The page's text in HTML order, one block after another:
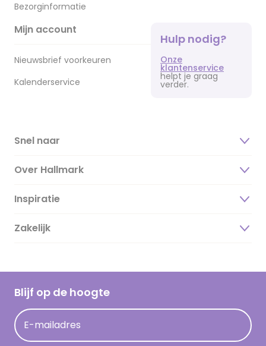
Bezorginformatie
Mijn account
Nieuwsbrief voorkeuren
Kalenderservice
Hulp nodig?
Onze
klantenservice
helpt je graag
verder.
Snel naar
Over Hallmark
Over ons
Duurzaamheid
Hallmark Kaartclub
Acties
Persberichten
Inspiratie
Magazine
Cadeau inspiratie
Kaartinspiratie
Zakelijk
Blijf op de hoogte
E-mailadres